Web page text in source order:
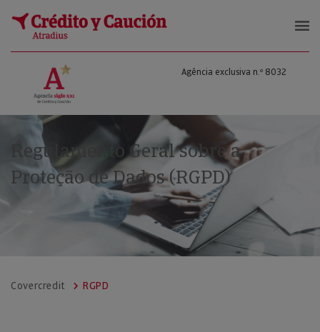
Agência exclusiva n.º 8032
Regulamento Geral sobre a
Proteção de Dados (RGPD)
Covercredit RGPD